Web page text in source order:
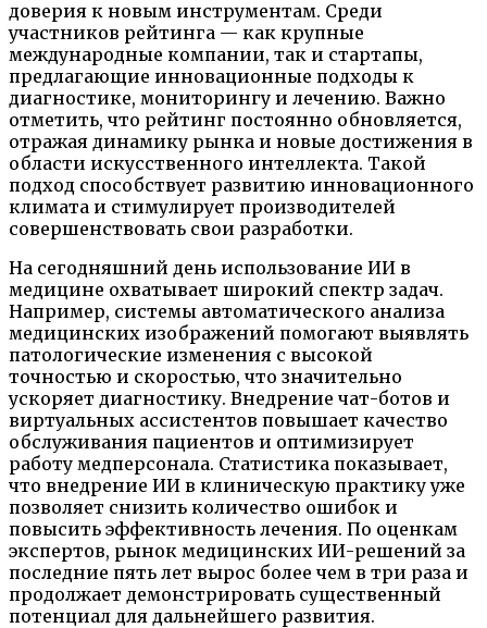
доверия к новым инструментам. Среди
участников рейтинга — как крупные
международные компании, так и стартапы,
предлагающие инновационные подходы к
диагностике, мониторингу и лечению. Важно
отметить, что рейтинг постоянно обновляется,
отражая динамику рынка и новые достижения в
области искусственного интеллекта. Такой
подход способствует развитию инновационного
климата и стимулирует производителей
совершенствовать свои разработки.
На сегодняшний день использование ИИ в
медицине охватывает широкий спектр задач.
Например, системы автоматического анализа
медицинских изображений помогают выявлять
патологические изменения с высокой
точностью и скоростью, что значительно
ускоряет диагностику. Внедрение чат-ботов и
виртуальных ассистентов повышает качество
обслуживания пациентов и оптимизирует
работу медперсонала. Статистика показывает,
что внедрение ИИ в клиническую практику уже
позволяет снизить количество ошибок и
повысить эффективность лечения. По оценкам
экспертов, рынок медицинских ИИ-решений за
последние пять лет вырос более чем в три раза и
продолжает демонстрировать существенный
потенциал для дальнейшего развития.